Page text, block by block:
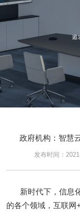
政府机构：智慧
发布时间：
新时代下，信息
的各个领域，互联网